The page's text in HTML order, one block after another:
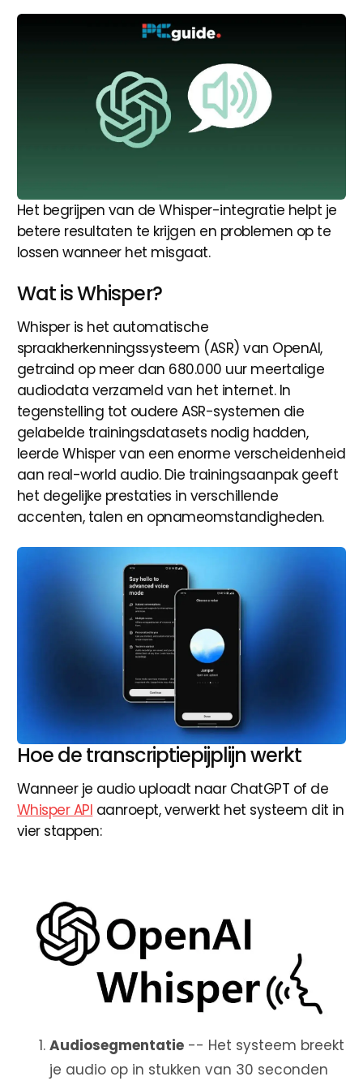
Het begrijpen van de Whisper-integratie helpt je
betere resultaten te krijgen en problemen op te
lossen wanneer het misgaat.
Wat is Whisper?
Whisper is het automatische
spraakherkenningssysteem (ASR) van OpenAI,
getraind op meer dan 680.000 uur meertalige
audiodata verzameld van het internet. In
tegenstelling tot oudere ASR-systemen die
gelabelde trainingsdatasets nodig hadden,
leerde Whisper van een enorme verscheidenheid
aan real-world audio. Die trainingsaanpak geeft
het degelijke prestaties in verschillende
accenten, talen en opnameomstandigheden.
Hoe de transcriptiepijplijn werkt
Wanneer je audio uploadt naar ChatGPT of de
Whisper API aanroept, verwerkt het systeem dit in
vier stappen:
Audiosegmentatie -- Het systeem breekt
je audio op in stukken van 30 seconden